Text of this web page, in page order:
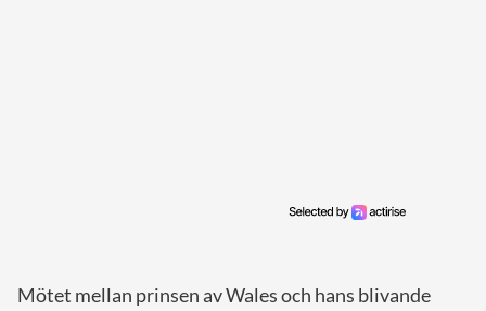
Mötet mellan prinsen av Wales och hans blivande